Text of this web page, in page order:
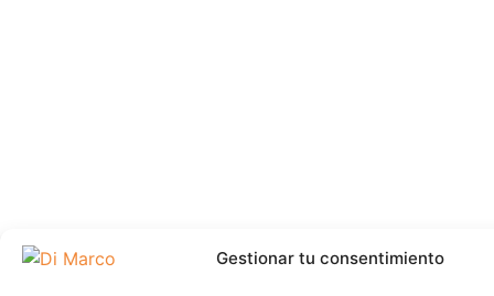
Gestionar tu consentimiento